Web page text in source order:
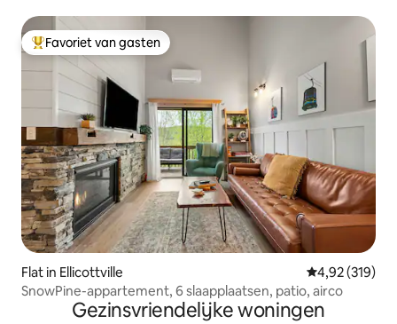
Topfavoriet van gasten
Favoriet van gasten
Flat in Ellicottville Gemiddelde
4,92 (319)
SnowPine-appartement, 6 slaapplaatsen, patio, airco
Gezinsvriendelijke woningen